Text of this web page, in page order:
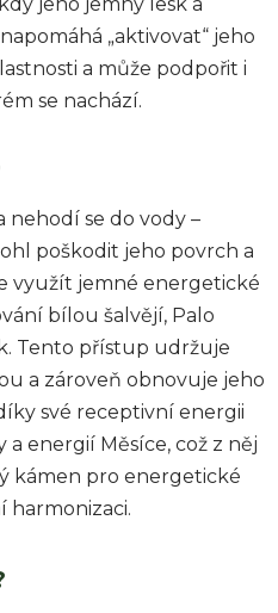
„aktivovat“ jeho
a může podpořit i
se nachází.
nehodí se do vody –
poškodit jeho povrch a
využít jemné energetické
bílou šalvějí, Palo
Tento přístup udržuje
a zároveň obnovuje jeho
své receptivní energii
energií Měsíce, což z něj
kámen pro energetické
harmonizaci.